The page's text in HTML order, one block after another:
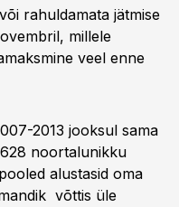
rahuldamata jätmise
millele
veel enne
2013 jooksul sama
noortalunikku
alustasid oma
võttis üle